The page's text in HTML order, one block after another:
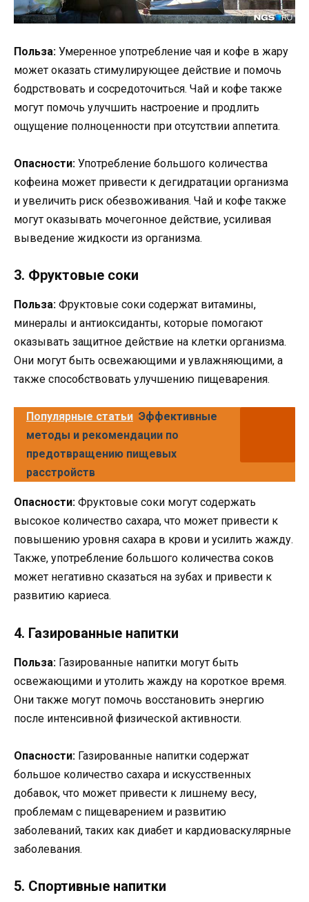
Польза: Умеренное употребление чая и кофе в жару
может оказать стимулирующее действие и помочь
бодрствовать и сосредоточиться. Чай и кофе также
могут помочь улучшить настроение и продлить
ощущение полноценности при отсутствии аппетита.
Опасности: Употребление большого количества
кофеина может привести к дегидратации организма
и увеличить риск обезвоживания. Чай и кофе также
могут оказывать мочегонное действие, усиливая
выведение жидкости из организма.
3. Фруктовые соки
Польза: Фруктовые соки содержат витамины,
минералы и антиоксиданты, которые помогают
оказывать защитное действие на клетки организма.
Они могут быть освежающими и увлажняющими, а
также способствовать улучшению пищеварения.
Популярные статьи Эффективные
методы и рекомендации по
предотвращению пищевых
расстройств
Опасности: Фруктовые соки могут содержать
высокое количество сахара, что может привести к
повышению уровня сахара в крови и усилить жажду.
Также, употребление большого количества соков
может негативно сказаться на зубах и привести к
развитию кариеса.
4. Газированные напитки
Польза: Газированные напитки могут быть
освежающими и утолить жажду на короткое время.
Они также могут помочь восстановить энергию
после интенсивной физической активности.
Опасности: Газированные напитки содержат
большое количество сахара и искусственных
добавок, что может привести к лишнему весу,
проблемам с пищеварением и развитию
заболеваний, таких как диабет и кардиоваскулярные
заболевания.
5. Спортивные напитки